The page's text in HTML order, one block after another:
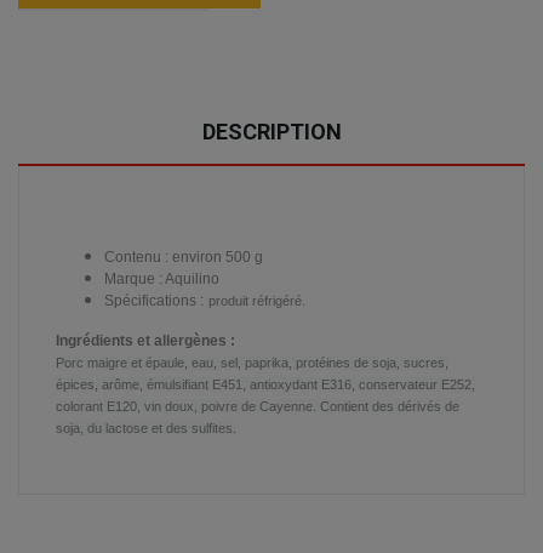
DESCRIPTION
Contenu : environ 500 g
Marque : Aquilino
Spécifications : produit réfrigéré.
Ingrédients et allergènes :
Porc maigre et épaule, eau, sel, paprika, protéines de soja, sucres,
épices, arôme, émulsifiant E451, antioxydant E316, conservateur E252,
colorant E120, vin doux, poivre de Cayenne. Contient des dérivés de
soja, du lactose et des sulfites.